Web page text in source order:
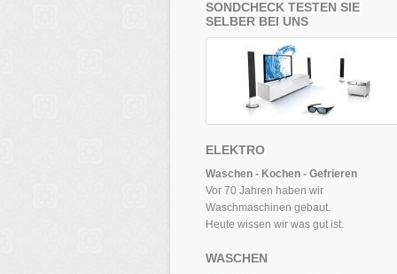
SONDCHECK TESTEN SIE
SELBER BEI UNS
ELEKTRO
Waschen - Kochen - Gefrieren
Vor 70 Jahren haben wir
Waschmaschinen gebaut.
Heute wissen wir was gut ist.
WASCHEN